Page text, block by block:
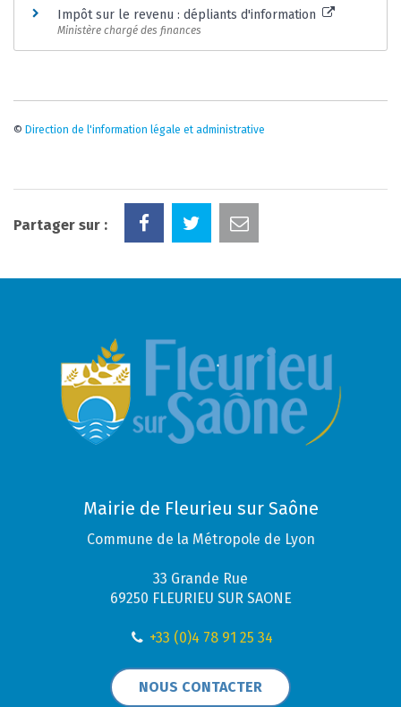
Impôt sur le revenu : dépliants d'information
Ministère chargé des finances
© Direction de l'information légale et administrative
Partager sur :
Mairie de Fleurieu sur Saône
Commune de la Métropole de Lyon
33 Grande Rue
69250 FLEURIEU SUR SAONE
+33 (0)4 78 91 25 34
NOUS CONTACTER